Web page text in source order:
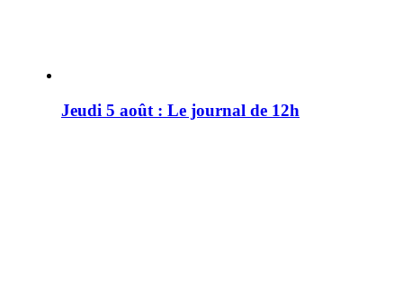
Jeudi 5 août : Le journal de 12h